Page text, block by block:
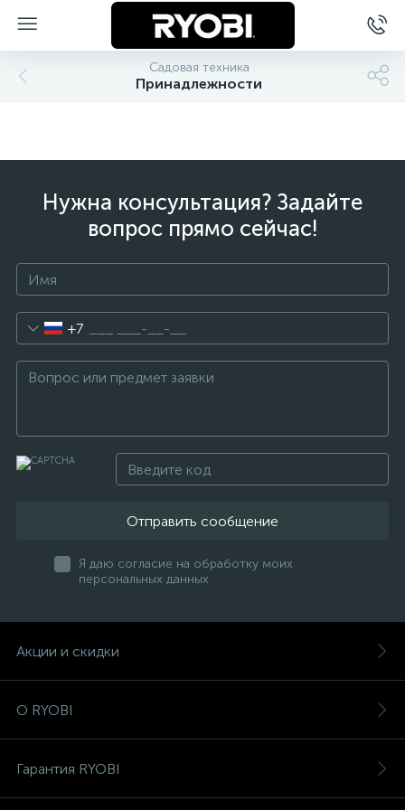
Садовая техника
Принадлежности
Нужна консультация? Задайте
вопрос прямо сейчас!
+7
Отправить сообщение
Я даю согласие на обработку моих
персональных данных
Акции и скидки
О RYOBI
Гарантия RYOBI